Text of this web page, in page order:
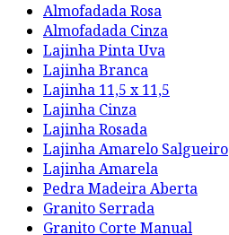
Almofadada Rosa
Almofadada Cinza
Lajinha Pinta Uva
Lajinha Branca
Lajinha 11,5 x 11,5
Lajinha Cinza
Lajinha Rosada
Lajinha Amarelo Salgueiro
Lajinha Amarela
Pedra Madeira Aberta
Granito Serrada
Granito Corte Manual